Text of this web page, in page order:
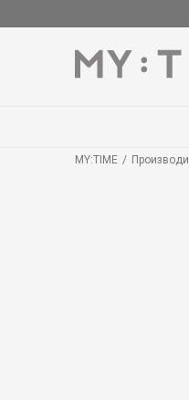
MY:TIME Производи